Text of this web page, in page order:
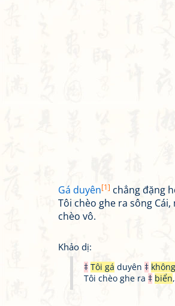
Gá duyên[1] chẳng đặng
Tôi chèo ghe ra sông
chèo vô.
Khảo dị:
‡ Tôi gá duyên ‡ không
Tôi chèo ghe ra ‡ biển